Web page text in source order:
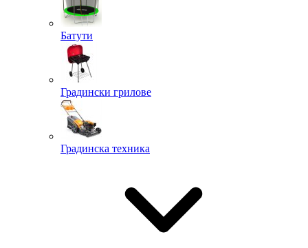
Батути
Градински грилове
Градинска техника